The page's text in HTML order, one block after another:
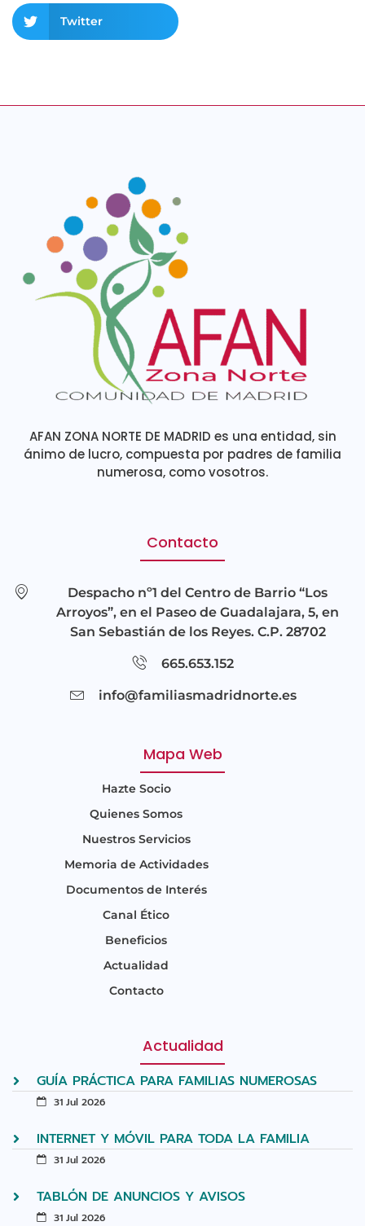
Twitter
AFAN ZONA NORTE DE MADRID es una entidad, sin
ánimo de lucro, compuesta por padres de familia
numerosa, como vosotros.
Contacto
Despacho nº1 del Centro de Barrio “Los
Arroyos”, en el Paseo de Guadalajara, 5, en
San Sebastián de los Reyes. C.P. 28702
665.653.152
info@familiasmadridnorte.es
Mapa Web
Hazte Socio
Quienes Somos
Nuestros Servicios
Memoria de Actividades
Documentos de Interés
Canal Ético
Beneficios
Actualidad
Contacto
Actualidad
GUÍA PRÁCTICA PARA FAMILIAS NUMEROSAS
31 Jul 2026
INTERNET Y MÓVIL PARA TODA LA FAMILIA
31 Jul 2026
TABLÓN DE ANUNCIOS Y AVISOS
31 Jul 2026